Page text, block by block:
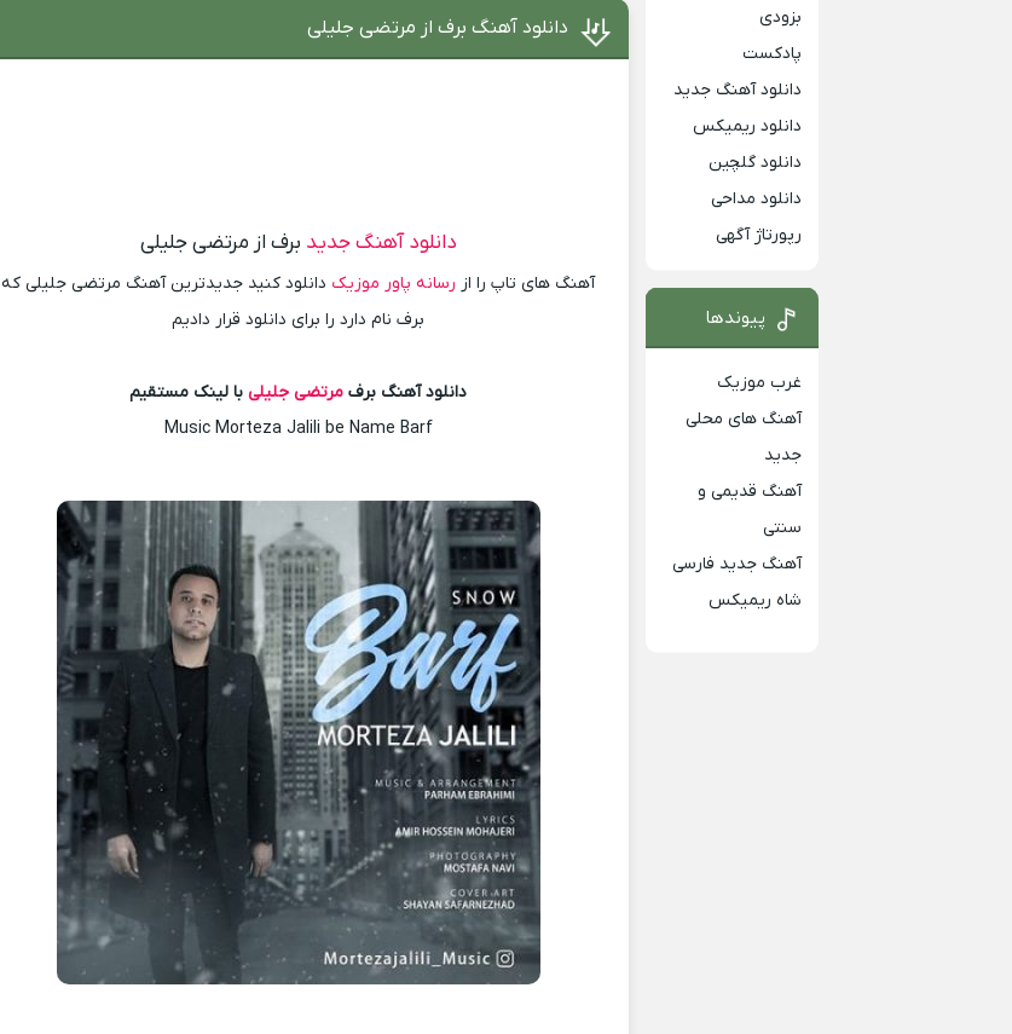
دانلود آهنگ برف از مرتضی جلیلی
دانلود آهنگ جدید برف از مرتضی جلیلی
آهنگ های تاپ را از رسانه پاور موزیک دانلود کنید جدیدترین آهنگ مرتضی جلیلی که
برف نام دارد را برای دانلود قرار دادیم
دانلود آهنگ برف مرتضی جلیلی با لینک مستقیم
Music Morteza Jalili be Name Barf
بزودی
پادکست
دانلود آهنگ جدید
دانلود ریمیکس
دانلود گلچین
دانلود مداحی
رپورتاژ آگهی
پیوندها
غرب موزیک
آهنگ های محلی
جدید
آهنگ قدیمی و
سنتی
آهنگ جدید فارسی
شاه ریمیکس